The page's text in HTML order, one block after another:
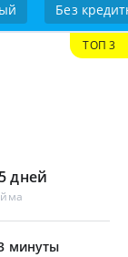
Без
дней
минуты
ТОП 3